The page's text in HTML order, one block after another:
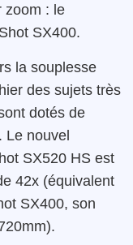
zoom : le
SX400.
la souplesse
des sujets très
dotés de
. Le nouvel
SX520 HS est
42x (équivalent
SX400, son